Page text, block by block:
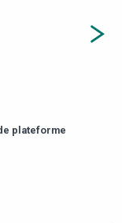
plateforme